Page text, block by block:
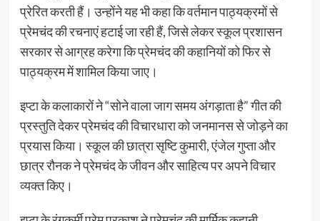
प्रेरित करती हैं। उन्होंने यह भी कहा कि वर्तमान पाठ्यक्रमों से
प्रेमचंद की रचनाएं हटाई जा रही हैं, जिसे लेकर स्कूल प्रशासन
सरकार से आग्रह करेगा कि प्रेमचंद की कहानियों को फिर से
पाठ्यक्रम में शामिल किया जाए।
इप्टा के कलाकारों ने “सोने वाला जाग समय अंगड़ाता है” गीत की
प्रस्तुति देकर प्रेमचंद की विचारधारा को जनमानस से जोड़ने का
प्रयास किया। स्कूल की छात्रा सृष्टि कुमारी, एंजेल गुप्ता और
छात्र रौनक ने प्रेमचंद के जीवन और साहित्य पर अपने विचार
व्यक्त किए।